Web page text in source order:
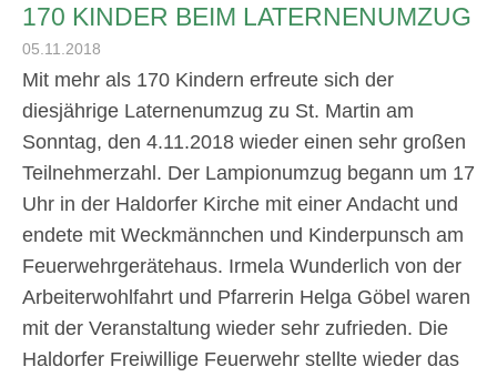
170 KINDER BEIM LATERNENUMZUG
05.11.2018
Mit mehr als 170 Kindern erfreute sich der
diesjährige Laternenumzug zu St. Martin am
Sonntag, den 4.11.2018 wieder einen sehr großen
Teilnehmerzahl. Der Lampionumzug begann um 17
Uhr in der Haldorfer Kirche mit einer Andacht und
endete mit Weckmännchen und Kinderpunsch am
Feuerwehrgerätehaus. Irmela Wunderlich von der
Arbeiterwohlfahrt und Pfarrerin Helga Göbel waren
mit der Veranstaltung wieder sehr zufrieden. Die
Haldorfer Freiwillige Feuerwehr stellte wieder das